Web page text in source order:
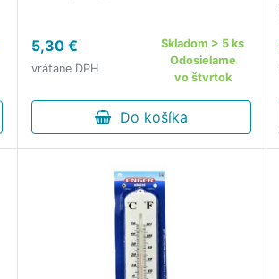
5,30 €
vrátane DPH
Skladom > 5 ks
Odosielame
vo štvrtok
Do košíka